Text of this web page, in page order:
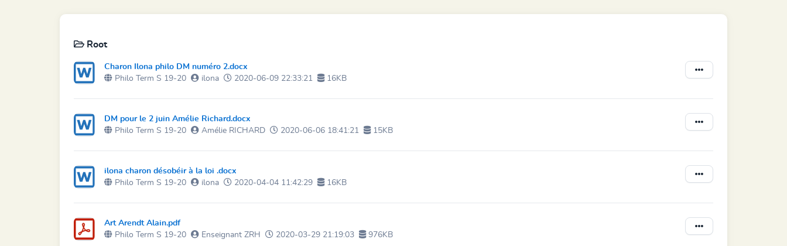
Root
Charon Ilona philo DM numéro 2.docx
Philo Term S 19-20
ilona 2020-06-09 22:33:21 16KB
DM pour le 2 juin Amélie Richard.docx
Philo Term S 19-20
Amélie RICHARD 2020-06-06 18:41:21 15KB
ilona charon désobéir à la loi .docx
Philo Term S 19-20
ilona 2020-04-04 11:42:29 16KB
Art Arendt Alain.pdf
Philo Term S 19-20
Enseignant ZRH 2020-03-29 21:19:03 976KB